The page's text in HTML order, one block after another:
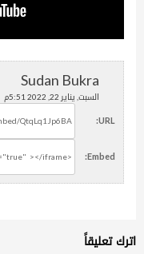
Sudan Bukra
السبت, يناير 22, 2022 5:51م
URL:
Embed:
اترك تعليقاً